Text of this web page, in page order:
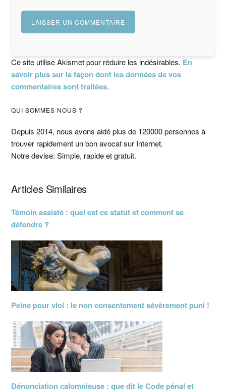
Ce site utilise Akismet pour réduire les indésirables. En
savoir plus sur la façon dont les données de vos
commentaires sont traitées.
Barre
latérale
principale
QUI SOMMES NOUS ?
Depuis 2014, nous avons aidé plus de 120000 personnes à
trouver rapidement un bon avocat sur Internet.
Notre devise: Simple, rapide et gratuit.
Articles Similaires
Témoin assisté : quel est ce statut et comment se
défendre ?
Peine pour viol : le non consentement sévèrement puni !
Dénonciation calomnieuse : que dit le Code pénal et